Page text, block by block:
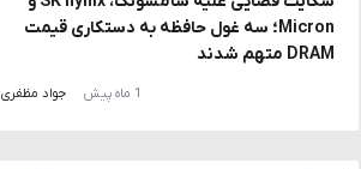
Micron؛ سه غول حافظه به دستکاری قیمت
DRAM متهم شدند
1 ماه پیش جواد مظفری